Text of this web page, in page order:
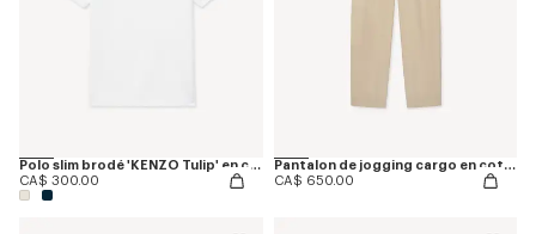
Polo slim brodé 'KENZO Tulip' en coton
CA$ 300.00
Pantalon de jogging cargo en coton ripstop
CA$ 650.00